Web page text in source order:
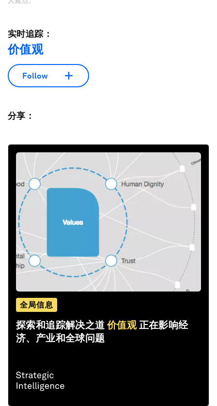
实时追踪：
价值观
Follow
分享：
全局信息
探索和追踪解决之道价值观正在影响经
济、产业和全球问题